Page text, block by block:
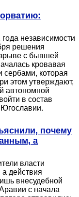
независимости
решения
с бывшей
кровавая
сербами, которая
этом утверждают,
автономной
в состав
почему
а
власти
а действия
внесудебной
с начала